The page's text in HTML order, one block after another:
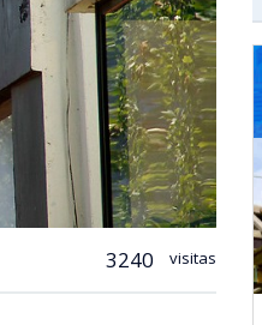
3240 visitas